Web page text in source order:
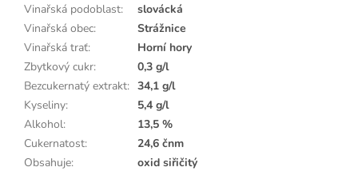
Vinařská podoblast:
slovácká
Vinařská obec:
Strážnice
Vinařská trať:
Horní hory
Zbytkový cukr:
0,3 g/l
Bezcukernatý extrakt: 34,1 g/l
Kyseliny:
5,4 g/l
Alkohol:
13,5 %
Cukernatost:
24,6 čnm
Obsahuje: oxid siřičitý